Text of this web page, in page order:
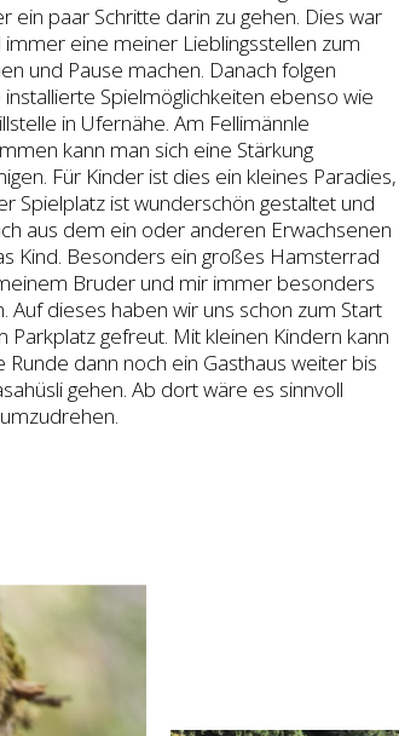
ein paar Schritte darin zu gehen. Dies war
immer eine meiner Lieblingsstellen zum
und Pause machen. Danach folgen
Spielmöglichkeiten ebenso wie
in Ufernähe. Am Fellimännle
kann man sich eine Stärkung
Für Kinder ist dies ein kleines Paradies,
Spielplatz ist wunderschön gestaltet und
aus dem ein oder anderen Erwachsenen
Kind. Besonders ein großes Hamsterrad
Bruder und mir immer besonders
Auf dieses haben wir uns schon zum Start
Parkplatz gefreut. Mit kleinen Kindern kann
Runde dann noch ein Gasthaus weiter bis
gehen. Ab dort wäre es sinnvoll